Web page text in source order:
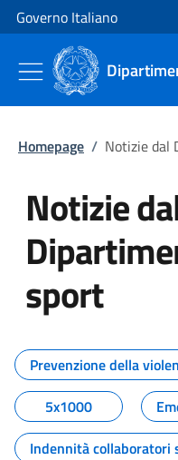
Vai al contenuto
Vai alla navigazione del sito
Governo Italiano
Homepage / Notizie dal
Notizie
sport
Tutti i
Prevenzione della
5x1000
Indennità collaboratori